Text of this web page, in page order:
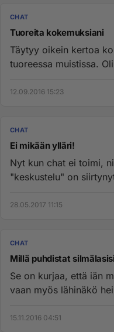
CHAT
Tuoreita kokemuksiani
Täytyy oikein kertoa
tuoreessa muistissa.
12.09.2016 15:23
CHAT
Ei mikään ylläri!
Nyt kun chat ei toimi, niin kaikki
"keskustelu" on
28.05.2017 11:15
CHAT
Millä puhdistat silmälasisi
Se on kurjaa, että iän
vaan myös lähinäkö
15.11.2016 04:51